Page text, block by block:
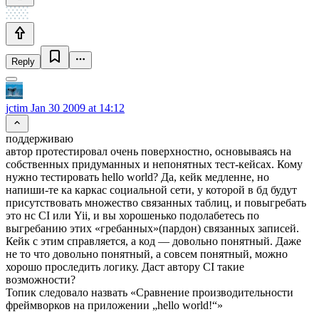
Reply
jctim Jan 30 2009 at 14:12
поддерживаю
автор протестировал очень поверхностно, основываясь на
собственных придуманных и непонятных тест-кейсах. Кому
нужно тестировать hello world? Да, кейк медленне, но
напиши-те ка каркас социальной сети, у которой в бд будут
присутствовать множество связанных таблиц, и повыгребать
это нс CI или Yii, и вы хорошенько подолабетесь по
выгребанию этих «гребанных»(пардон) связанных записей.
Кейк с этим справляется, а код — довольно понятный. Даже
не то что довольно понятный, а совсем понятный, можно
хорошо проследить логику. Даст автору CI такие
возможности?
Топик следовало назвать «Сравнение производительности
фреймворков на приложении „hello world!“»